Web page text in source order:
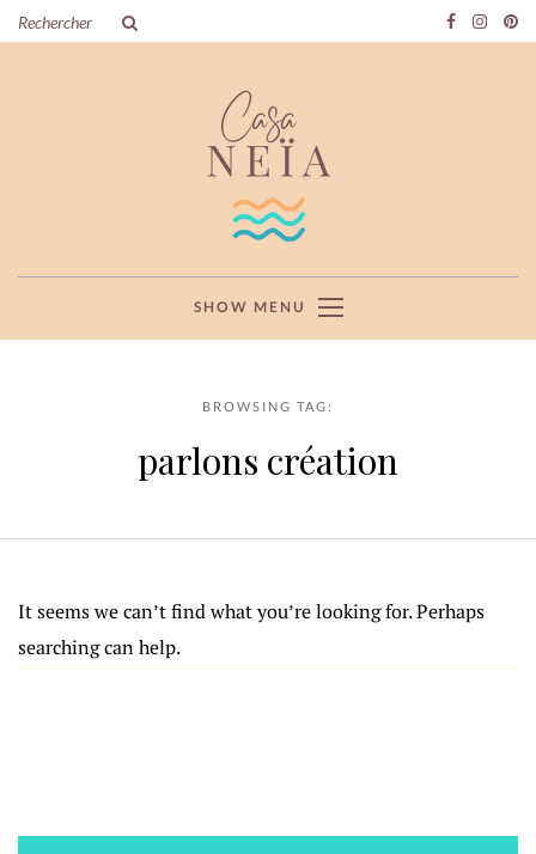
SHOW MENU
BROWSING TAG:
parlons création
It seems we can’t find what you’re looking for. Perhaps
searching can help.